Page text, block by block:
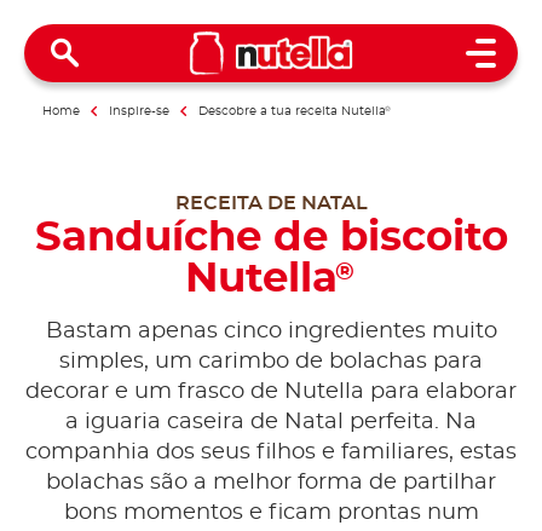
Open
Home Inspire-se Descobre a tua receita Nutella®
RECEITA DE NATAL
Sanduíche de biscoito
Nutella®
Bastam apenas cinco ingredientes muito
simples, um carimbo de bolachas para
decorar e um frasco de Nutella para elaborar
a iguaria caseira de Natal perfeita. Na
companhia dos seus filhos e familiares, estas
bolachas são a melhor forma de partilhar
bons momentos e ficam prontas num